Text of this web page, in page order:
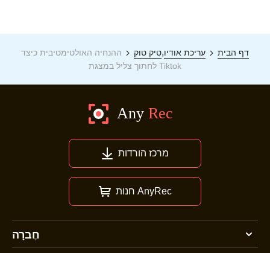
דף הבית עריכת אודיו,טיק טוק
ההנחיה האולטימטיבית כיצד
לחתוך צליל במצגת Tiktok
מרכז הורדות
חנות AnyRec
חֶברָה